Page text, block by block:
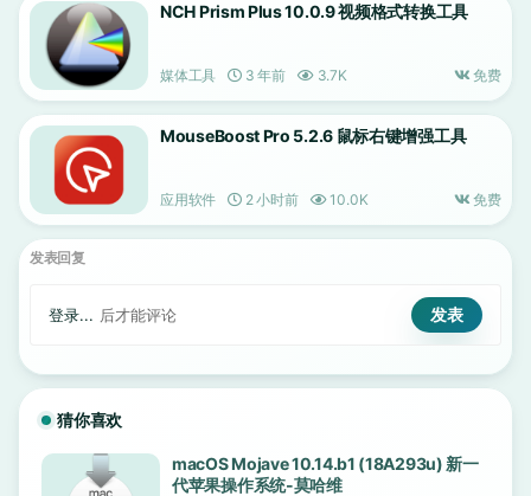
NCH Prism Plus 10.0.9 视频格式转换工具
媒体工具 3 年前 3.7K 免费
MouseBoost Pro 5.2.6 鼠标右键增强工具
应用软件 2 小时前 10.0K 免费
发表回复
登录... 后才能评论
猜你喜欢
macOS Mojave 10.14.b1 (18A293u) 新一
代苹果操作系统-莫哈维